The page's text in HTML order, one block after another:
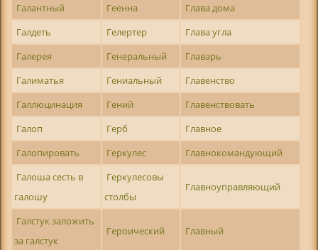
Галантный
Геенна
Глава дома
Галдеть
Гелертер
Глава угла
Галерея
Генеральный
Главарь
Галиматья
Гениальный
Главенство
Галлюцинация
Гений
Главенствовать
Галоп
Герб
Главное
Галопировать
Геркулес
Главнокомандующий
Галоша сесть в
галошу
Геркулесовы
столбы
Главноуправляющий
Галстук заложить
за галстук
Героический Главный